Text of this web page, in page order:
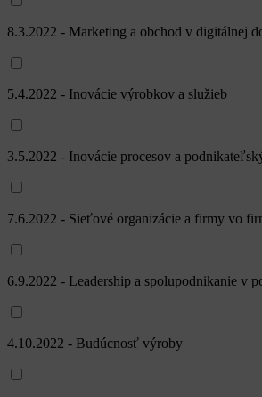
8.3.2022 - Marketing a obchod v digitálnej
5.4.2022 - Inovácie výrobkov a služieb
3.5.2022 - Inovácie procesov a
7.6.2022 - Sieťové organizácie a firmy vo
6.9.2022 - Leadership a spolupodnikanie v
4.10.2022 - Budúcnosť výroby